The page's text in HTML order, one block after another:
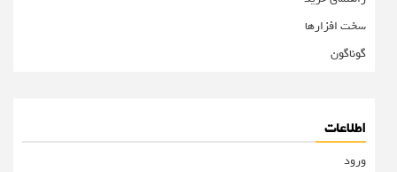
سخت افزارها
گوناگون
اطلاعات
ورود